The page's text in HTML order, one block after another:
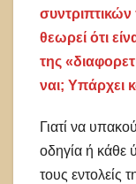
θεωρεί ότι
της
ναι; Υπάρχει
Γιατί να
οδηγία ή κάθε
τους εντολείς